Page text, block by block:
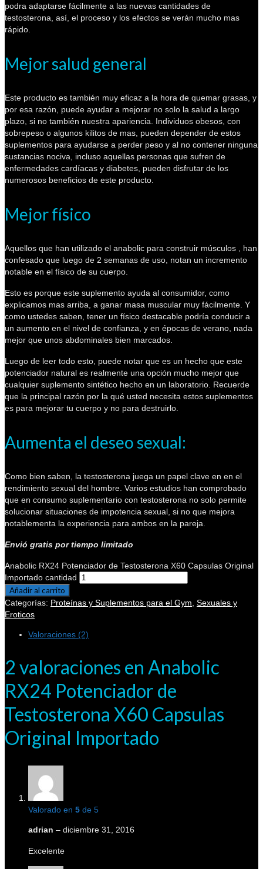
podra adaptarse fácilmente a las nuevas cantidades de
testosterona, así, el proceso y los efectos se verán mucho mas
rápido.
Mejor salud general
Este producto es también muy eficaz a la hora de quemar grasas, y
por esa razón, puede ayudar a mejorar no solo la salud a largo
plazo, si no también nuestra apariencia. Individuos obesos, con
sobrepeso o algunos kilitos de mas, pueden depender de estos
suplementos para ayudarse a perder peso y al no contener ninguna
sustancias nociva, incluso aquellas personas que sufren de
enfermedades cardíacas y diabetes, pueden disfrutar de los
numerosos beneficios de este producto.
Mejor físico
Aquellos que han utilizado el anabolic para construir músculos , han
confesado que luego de 2 semanas de uso, notan un incremento
notable en el físico de su cuerpo.
Esto es porque este suplemento ayuda al consumidor, como
explicamos mas arriba, a ganar masa muscular muy fácilmente. Y
como ustedes saben, tener un físico destacable podría conducir a
un aumento en el nivel de confianza, y en épocas de verano, nada
mejor que unos abdominales bien marcados.
Luego de leer todo esto, puede notar que es un hecho que este
potenciador natural es realmente una opción mucho mejor que
cualquier suplemento sintético hecho en un laboratorio. Recuerde
que la principal razón por la qué usted necesita estos suplementos
es para mejorar tu cuerpo y no para destruirlo.
Aumenta el deseo sexual:
Como bien saben, la testosterona juega un papel clave en en el
rendimiento sexual del hombre. Varios estudios han comprobado
que en consumo suplementario con testosterona no solo permite
solucionar situaciones de impotencia sexual, si no que mejora
notablementa la experiencia para ambos en la pareja.
Envió gratis por tiempo limitado
Anabolic RX24 Potenciador de Testosterona X60 Capsulas Original
Importado cantidad
Añadir al carrito
Categorías: Proteínas y Suplementos para el Gym Sexuales y
Eroticos
Valoraciones (2)
2 valoraciones en Anabolic
RX24 Potenciador de
Testosterona X60 Capsulas
Original Importado
Valorado en 5 de 5
adrian – diciembre 31, 2016
Excelente